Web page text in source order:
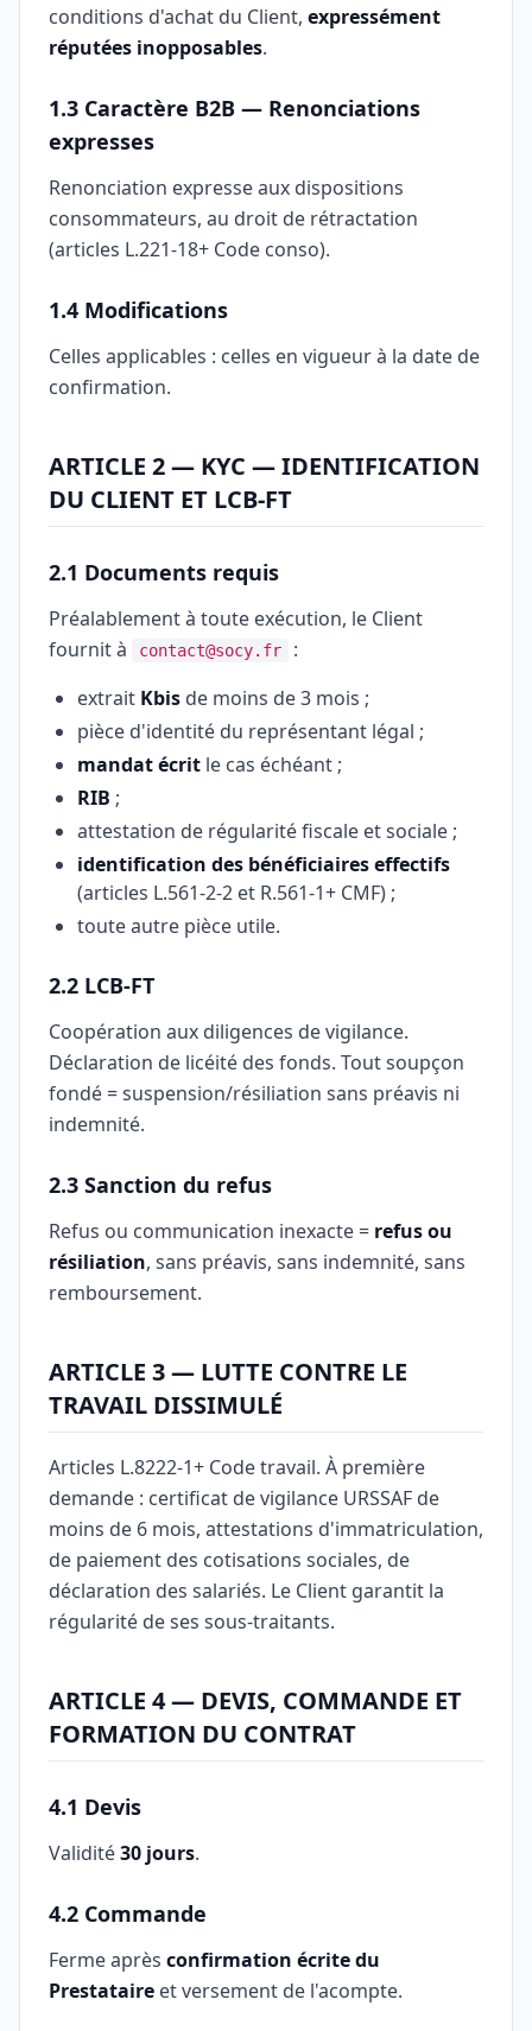
conditions d'achat du Client, expressément
réputées inopposables.
1.3 Caractère B2B — Renonciations
expresses
Renonciation expresse aux dispositions
consommateurs, au droit de rétractation
(articles L.221-18+ Code conso).
1.4 Modifications
Celles applicables : celles en vigueur à la date de
confirmation.
ARTICLE 2 — KYC — IDENTIFICATION
DU CLIENT ET LCB-FT
2.1 Documents requis
Préalablement à toute exécution, le Client
fournit à
contact@socy.fr
:
extrait Kbis de moins de 3 mois ;
pièce d'identité du représentant légal ;
mandat écrit le cas échéant ;
RIB ;
attestation de régularité fiscale et sociale ;
identification des bénéficiaires effectifs
(articles L.561-2-2 et R.561-1+ CMF) ;
toute autre pièce utile.
2.2 LCB-FT
Coopération aux diligences de vigilance.
Déclaration de licéité des fonds. Tout soupçon
fondé = suspension/résiliation sans préavis ni
indemnité.
2.3 Sanction du refus
Refus ou communication inexacte = refus ou
résiliation, sans préavis, sans indemnité, sans
remboursement.
ARTICLE 3 — LUTTE CONTRE LE
TRAVAIL DISSIMULÉ
Articles L.8222-1+ Code travail. À première
demande : certificat de vigilance URSSAF de
moins de 6 mois, attestations d'immatriculation,
de paiement des cotisations sociales, de
déclaration des salariés. Le Client garantit la
régularité de ses sous-traitants.
ARTICLE 4 — DEVIS, COMMANDE ET
FORMATION DU CONTRAT
4.1 Devis
Validité30 jours.
4.2 Commande
Ferme après confirmation écrite du
Prestataire et versement de l'acompte.